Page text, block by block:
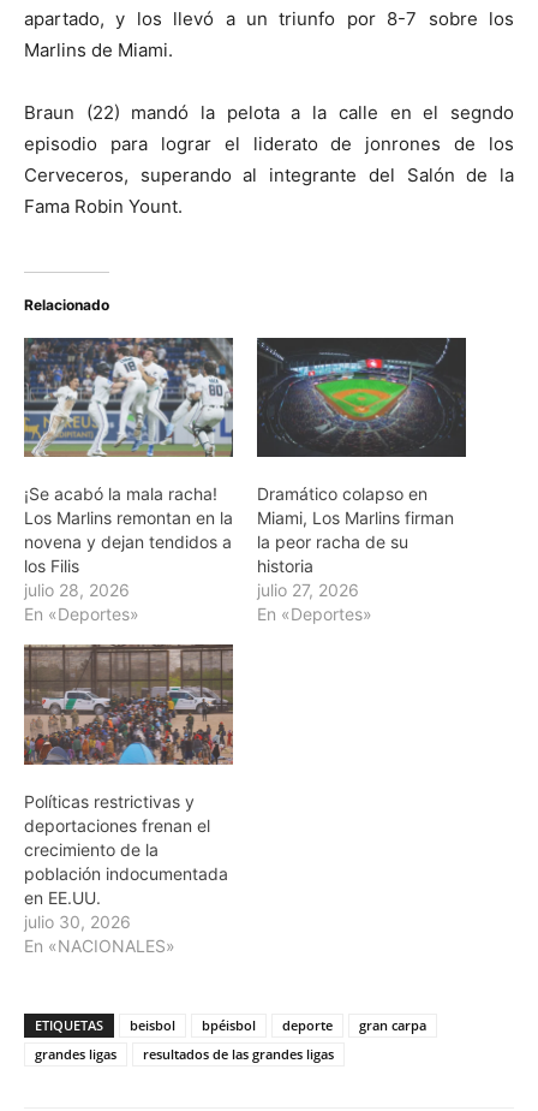
apartado, y los llevó a un triunfo por 8-7 sobre los
Marlins de Miami.
Braun (22) mandó la pelota a la calle en el segndo
episodio para lograr el liderato de jonrones de los
Cerveceros, superando al integrante del Salón de la
Fama Robin Yount.
Relacionado
¡Se acabó la mala racha!
Los Marlins remontan en la
novena y dejan tendidos a
los Filis
julio 28, 2026
En «Deportes»
Dramático colapso en
Miami, Los Marlins firman
la peor racha de su
historia
julio 27, 2026
En «Deportes»
Políticas restrictivas y
deportaciones frenan el
crecimiento de la
población indocumentada
en EE.UU.
julio 30, 2026
En «NACIONALES»
ETIQUETAS beisbol bpéisbol deporte
gran carpa
grandes ligas
resultados de las grandes ligas